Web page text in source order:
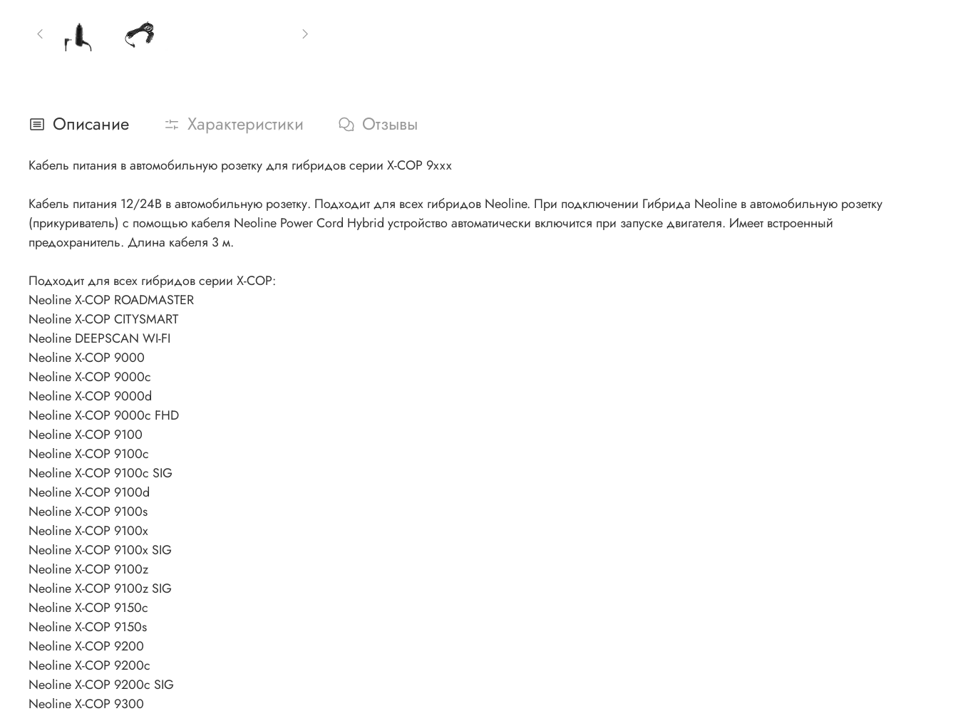
Описание Характеристики Отзывы
Кабель питания в автомобильную розетку для гибридов серии Х-СОР 9ххх
Кабель питания 12/24В в автомобильную розетку. Подходит для всех гибридов Neoline. При подключении Гибрида Neoline в автомобильную розетку
(прикуриватель) с помощью кабеля Neoline Power Cord Hybrid устройство автоматически включится при запуске двигателя. Имеет встроенный
предохранитель. Длина кабеля 3 м.
Подходит для всех гибридов серии X-COP:
Neoline X-COP ROADMASTER
Neoline X-COP CITYSMART
Neoline DEEPSCAN WI-FI
Neoline X-COP 9000
Neoline X-COP 9000c
Neoline X-COP 9000d
Neoline X-COP 9000c FHD
Neoline X-COP 9100
Neoline X-COP 9100c
Neoline X-COP 9100c SIG
Neoline X-COP 9100d
Neoline X-COP 9100s
Neoline X-COP 9100x
Neoline X-COP 9100x SIG
Neoline X-COP 9100z
Neoline X-COP 9100z SIG
Neoline X-COP 9150c
Neoline X-COP 9150s
Neoline X-COP 9200
Neoline X-COP 9200c
Neoline X-COP 9200c SIG
Neoline X-COP 9300